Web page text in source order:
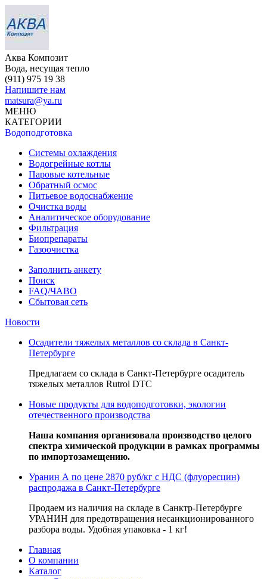
Аква Композит
Вода, несущая тепло
(911) 975 19 38
Напишите нам
matsura@ya.ru
МЕНЮ
КАТЕГОРИИ
Водоподготовка
Системы охлаждения
Водогрейные котлы
Паровые котельные
Обратный осмос
Питьевое водоснабжение
Очистка воды
Аналитическое оборудование
Фильтрация
Биопрепараты
Газоочистка
Заполнить анкету
Поиск
FAQ/ЧАВО
Сбытовая сеть
Новости
Осадители тяжелых металлов со склада в Санкт-
Петербурге
Предлагаем со склада в Санкт-Петербурге осадитель
тяжелых металлов Rutrol DTC
Новые продукты для водоподготовки, экологии
отечественного производства
Наша компания организовала производство целого
спектра химической продукции в рамках программы
по импортозамещению.
Уранин А по цене 2870 руб/кг с НДС (флуоресцин)
распродажа в Санкт-Петербурге
Продаем из наличия на складе в Санктр-Петербурге
УРАНИН для предотвращения несанкционированного
разбора воды. Удобная упаковка - 1 кг!
Главная
О компании
Каталог